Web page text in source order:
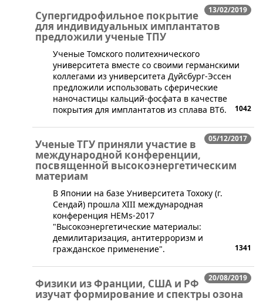
13/02/2019
Супергидрофильное покрытие
для индивидуальных имплантатов
предложили ученые ТПУ
​Ученые Томского политехнического
университета вместе со своими германскими
коллегами из университета Дуйсбург-Эссен
предложили использовать сферические
наночастицы кальций-фосфата в качестве
покрытия для имплантатов из сплава ВТ6.
1042
05/12/2017
Ученые ТГУ приняли участие в
международной конференции,
посвященной высокоэнергетическим
материам
​В Японии на базе Университета Тохоку (г.
Сендай) прошла ХIII международная
конференция HEMs-2017
"Высокоэнергетические материалы:
демилитаризация, антитерроризм и
гражданское применение".
1341
20/08/2019
Физики из Франции, США и РФ
изучат формирование и спектры озона